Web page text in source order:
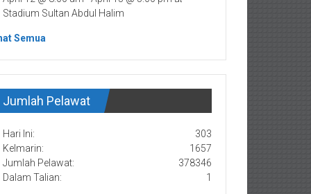
Stadium Sultan Abdul Halim
Semua
Jumlah Pelawat
303
Hari Ini:
1657
Kelmarin:
378346
Jumlah Pelawat:
1
Dalam Talian: